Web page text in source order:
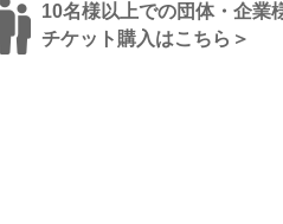
10名様以上での団体・企業
チケット購入はこちら＞